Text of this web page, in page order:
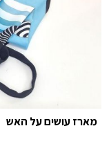
מארז עושים על האש